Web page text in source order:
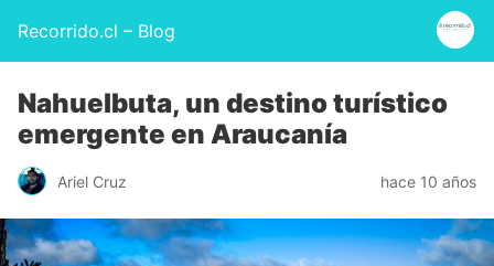
Recorrido.cl – Blog
Nahuelbuta, un destino turístico
emergente en Araucanía
Ariel Cruz hace 10 años